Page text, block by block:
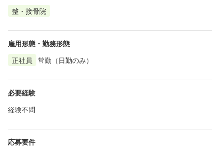
整・接骨院
雇用形態・勤務形態
正社員
常勤（日勤のみ）
必要経験
経験不問
応募要件